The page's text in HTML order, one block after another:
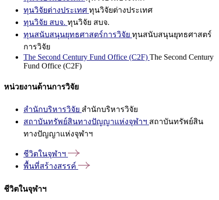
ทุนวิจัยต่างประเทศ ทุนวิจัยต่างประเทศ
ทุนวิจัย สบจ. ทุนวิจัย สบจ.
ทุนสนับสนุนยุทธศาสตร์การวิจัย ทุนสนับสนุนยุทธศาสตร์
การวิจัย
The Second Century Fund Office (C2F) The Second Century
Fund Office (C2F)
หน่วยงานด้านการวิจัย
สำนักบริหารวิจัย สำนักบริหารวิจัย
สถาบันทรัพย์สินทางปัญญาแห่งจุฬาฯ สถาบันทรัพย์สิน
ทางปัญญาแห่งจุฬาฯ
ชีวิตในจุฬาฯ
พื้นที่สร้างสรรค์
ชีวิตในจุฬาฯ